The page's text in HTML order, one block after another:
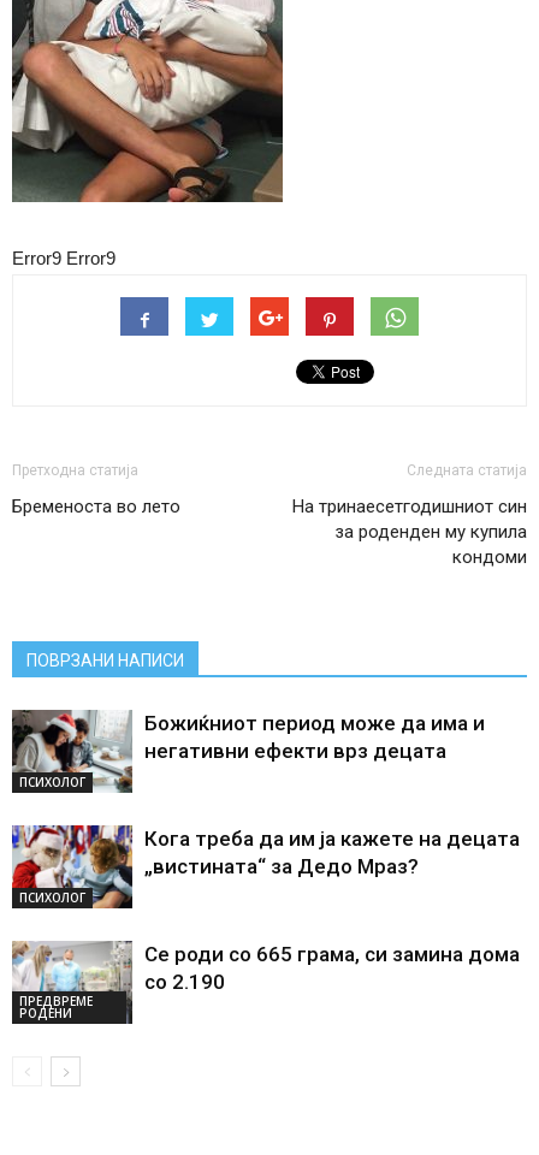
Error9 Error9
Претходна статија
Бременоста во лето
Следната статија
На тринаесетгодишниот син
за роденден му купила
кондоми
ПОВРЗАНИ НАПИСИ
ПСИХОЛОГ
Божиќниот период може да има и
негативни ефекти врз децата
ПСИХОЛОГ
Кога треба да им ја кажете на децата
„вистината“ за Дедо Мраз?
ПРЕДВРЕМЕ
РОДЕНИ
Се роди со 665 грама, си замина дома
со 2.190